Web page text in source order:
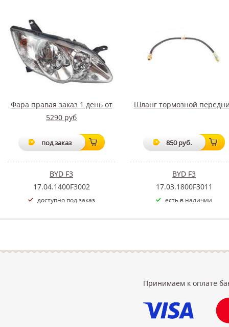
Фара правая заказ 1 день от
5290 руб
под заказ
BYD F3
17.04.1400F3002
доступно под заказ
Шланг тормозной
850 руб.
BYD F3
17.03.1800F3011
есть в наличии
Принимаем к оплате